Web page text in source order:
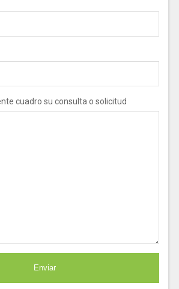
cuadro su consulta o solicitud